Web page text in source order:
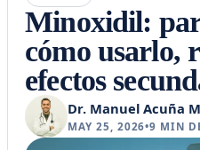
Minoxidil:
cómo usarlo,
efectos
Dr. Manuel Acuña
MAY 25, 2026•9 MIN